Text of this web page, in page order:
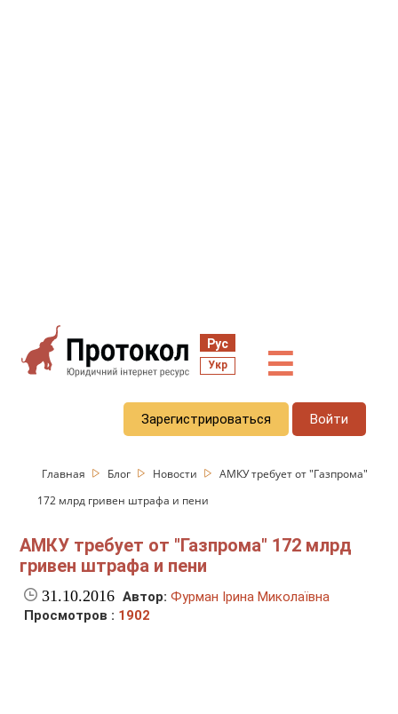
Рус
Укр ☰
Зарегистрироваться Войти
Главная Блог Новости
АМКУ требует от "Газпрома"
172 млрд гривен штрафа и пени
АМКУ требует от "Газпрома" 172 млрд
гривен штрафа и пени
31.10.2016 Автор: Фурман Ірина Миколаївна
Просмотров : 1902